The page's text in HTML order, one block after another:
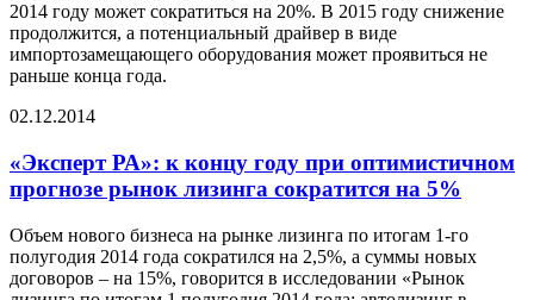
2014 году может сократиться на 20%. В 2015 году снижение
продолжится, а потенциальный драйвер в виде
импортозамещающего оборудования может проявиться не
раньше конца года.
02.12.2014
«Эксперт РА»: к концу году при оптимистичном
прогнозе рынок лизинга сократится на 5%
Объем нового бизнеса на рынке лизинга по итогам 1-го
полугодия 2014 года сократился на 2,5%, а суммы новых
договоров – на 15%, говорится в исследовании «Рынок